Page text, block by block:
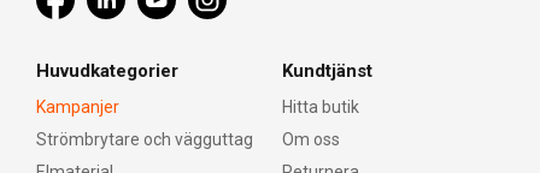
Huvudkategorier
Kampanjer
Strömbrytare och vägguttag
Kundtjänst
Hitta butik
Om oss